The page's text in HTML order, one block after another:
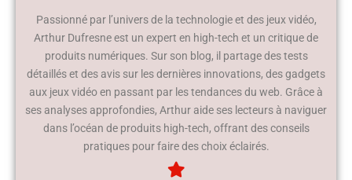
Passionné par l’univers de la technologie et des jeux vidéo,
Arthur Dufresne est un expert en high-tech et un critique de
produits numériques. Sur son blog, il partage des tests
détaillés et des avis sur les dernières innovations, des gadgets
aux jeux vidéo en passant par les tendances du web. Grâce à
ses analyses approfondies, Arthur aide ses lecteurs à naviguer
dans l’océan de produits high-tech, offrant des conseils
pratiques pour faire des choix éclairés.